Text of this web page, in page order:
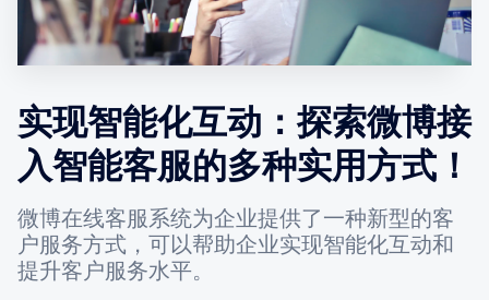
实现智能化互动：探索微博接
入智能客服的多种实用方式！
微博在线客服系统为企业提供了一种新型的客
户服务方式，可以帮助企业实现智能化互动和
提升客户服务水平。